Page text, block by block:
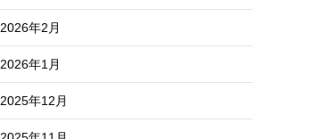
2026年2月
2026年1月
2025年12月